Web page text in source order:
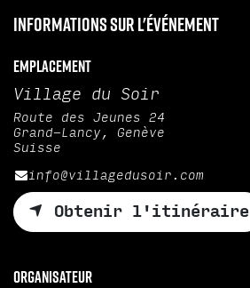
Informations sur l'événement
Emplacement
Village du Soir
Route des Jeunes 24
Grand-Lancy, Genève
Suisse
info@villagedusoir.com
Obtenir l'itinéraire
Organisateur